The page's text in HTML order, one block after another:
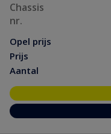
Chassis
nr.
Opel prijs
Prijs
Aantal